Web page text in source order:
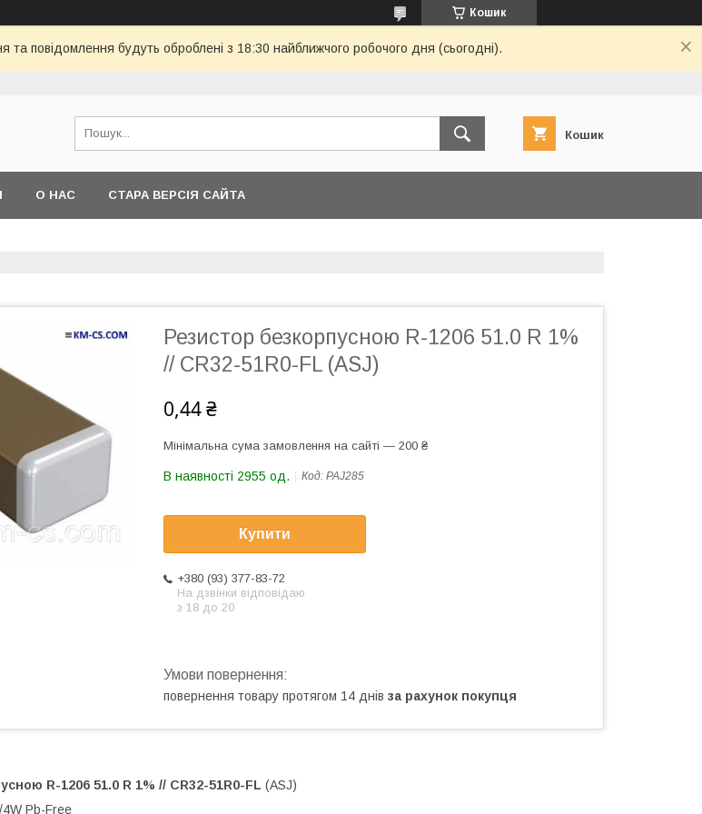
Кошик
та повідомлення будуть оброблені з 18:30 найближчого робочого дня (сьогодні).
Кошик
О НАС СТАРА ВЕРСІЯ САЙТА
Резистор безкорпусною R-1206 51.0 R 1%
// CR32-51R0-FL (ASJ)
0,44 ₴
Мінімальна сума замовлення на сайті — 200 ₴
В наявності 2955 од. Код: PAJ285
Купити
+380 (93) 377-83-72
На дзвінки відповідаю
з 18 до 20
повернення товару протягом 14 днів за рахунок покупця
R-1206 51.0 R 1% // CR32-51R0-FL (ASJ)
Pb-Free